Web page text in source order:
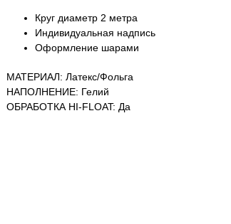
Круг диаметр 2 метра
Индивидуальная надпись
Оформление шарами
МАТЕРИАЛ: Латекс/Фольга
НАПОЛНЕНИЕ: Гелий
ОБРАБОТКА HI-FLOAT: Да